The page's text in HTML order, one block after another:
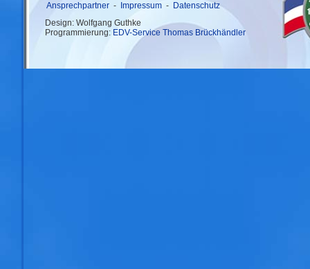
Ansprechpartner - Impressum - Datenschutz
Design: Wolfgang Guthke
Programmierung: EDV-Service Thomas Brückhändler